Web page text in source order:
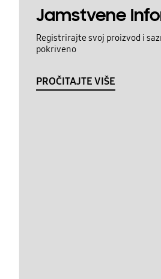
Jamstvene
Registrirajte svoj proizvod i
pokriveno
PROČITAJTE VIŠE